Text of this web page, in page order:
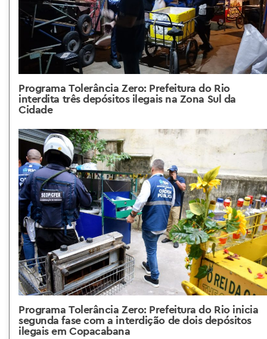
Programa Tolerância Zero: Prefeitura do Rio
interdita três depósitos ilegais na Zona Sul da
Cidade
Programa Tolerância Zero: Prefeitura do Rio inicia
segunda fase com a interdição de dois depósitos
ilegais em Copacabana